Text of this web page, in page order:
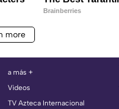
a más +
Videos
TV Azteca Internacional